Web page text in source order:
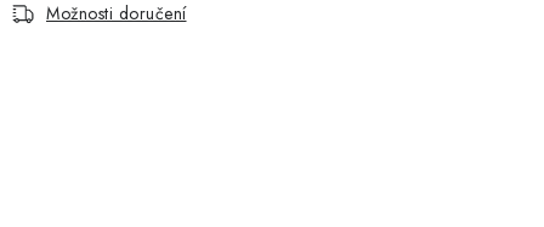
Možnosti doručení